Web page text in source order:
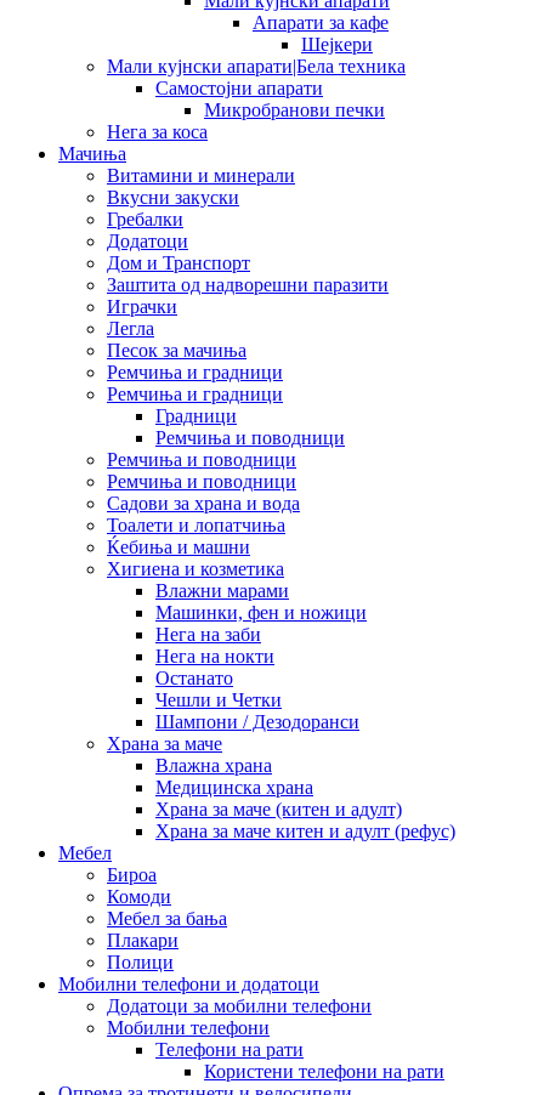
Апарати за кафе
Шејкери
Мали кујнски апарати|Бела техника
Самостојни апарати
Микробранови печки
Нега за коса
Мачиња
Витамини и минерали
Вкусни закуски
Гребалки
Додатоци
Дом и Транспорт
Заштита од надворешни паразити
Играчки
Легла
Песок за мачиња
Ремчиња и градници
Ремчиња и градници
Градници
Ремчиња и поводници
Ремчиња и поводници
Ремчиња и поводници
Садови за храна и вода
Тоалети и лопатчиња
Ќебиња и машни
Хигиена и козметика
Влажни марами
Машинки, фен и ножици
Нега на заби
Нега на нокти
Останато
Чешли и Четки
Шампони / Дезодоранси
Храна за маче
Влажна храна
Медицинска храна
Храна за маче (китен и адулт)
Храна за маче китен и адулт (рефус)
Мебел
Бироа
Комоди
Мебел за бања
Плакари
Полици
Мобилни телефони и додатоци
Додатоци за мобилни телефони
Мобилни телефони
Телефони на рати
Користени телефони на рати